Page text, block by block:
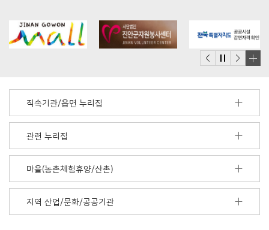
더
기
직속기관/읍면 누리집
관련 누리집
마을(농촌체험휴양/산촌)
지역 산업/문화/공공기관